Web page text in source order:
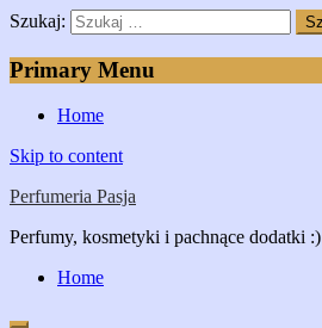
Szukaj:
Primary Menu
Home
Skip to content
Perfumeria Pasja
Perfumy, kosmetyki i pachnące dodatki :)
Home